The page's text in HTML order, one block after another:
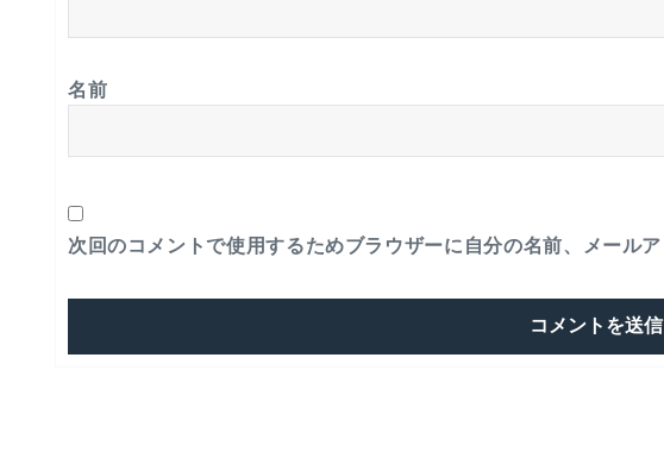
名前
次回のコメントで使用するためブラウザーに自分の名前、メール